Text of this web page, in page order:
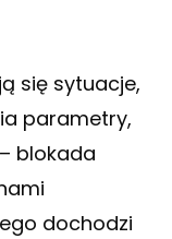
się sytuacje,
parametry,
– blokada
dochodzi